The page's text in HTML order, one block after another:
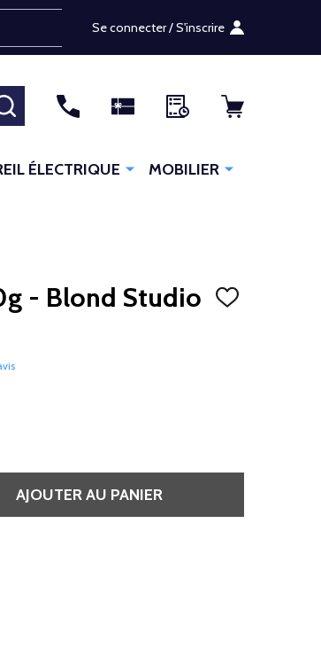
Se connecter / S'inscrire
RECHERCHER
ÉLECTRIQUE MOBILIER
- Blond Studio
AJOUTER
500G - BLOND STUDIO 7 PLATINUM
PÂTE DÉCOLORANTE 500G - BLOND
AJOUTER AU PANIER